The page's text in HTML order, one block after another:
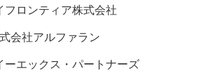
フロンティア株式会社
会社アルファラン
ーエックス・パートナーズ